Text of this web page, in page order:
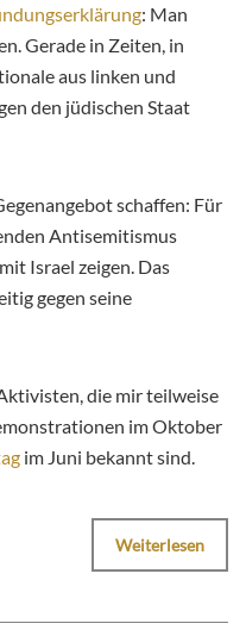
: Man
Gerade in Zeiten, in
aus linken und
den jüdischen Staat
schaffen: Für
Antisemitismus
Israel zeigen. Das
gegen seine
die mir teilweise
im Oktober
im Juni bekannt sind.
Weiterlesen